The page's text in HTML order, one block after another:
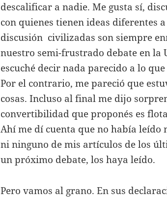
descalificar a nadie. Me gusta sí,
con quienes tienen ideas diferentes
discusión civilizadas son siempre
nuestro semi-frustrado debate en la
escuché decir nada parecido a lo
Por el contrario, me pareció que
cosas. Incluso al final me dijo
convertibilidad que proponés es
Ahí me dí cuenta que no había leído
ni ninguno de mis artículos de los
un próximo debate, los haya leído.
Pero vamos al grano. En sus